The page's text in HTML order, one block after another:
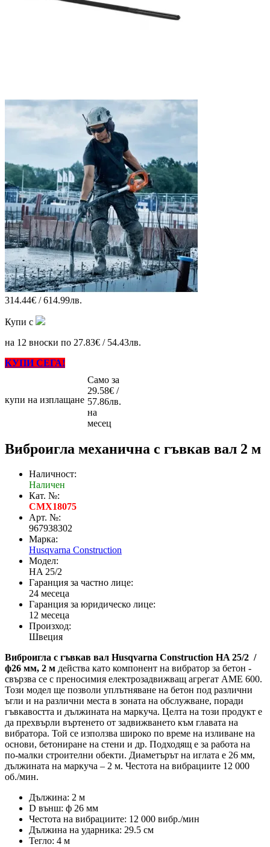
314.44€ / 614.99лв.
Купи с
на 12 вноски по 27.83€ / 54.43лв.
КУПИ СЕГА!
купи на изплащане
Само за
29.58€ /
57.86лв.
на
месец
Виброигла механична с гъвкав вал 2 м
Наличност:
Наличен
Кат. №:
CMX18075
Арт. №:
967938302
Марка:
Husqvarna Construction
Модел:
HA 25/2
Гаранция за частно лице:
24 месеца
Гаранция за юридическо лице:
12 месеца
Произход:
Швеция
Виброигла с гъвкав вал Husqvarna Construction HA 25/2 /
ф26 мм, 2 м действа като компонент на вибратор за бетон -
свързва се с преносимия електрозадвижващ агрегат AME 600.
Този модел ще позволи уплътняване на бетон под различни
ъгли и на различни места в зоната на обслужване, поради
гъвкавостта и дължината на маркуча. Целта на този продукт е
да прехвърли въртенето от задвижването към главата на
вибратора. Той се използва широко по време на изливане на
основи, бетониране на стени и др. Подходящ е за работа на
по-малки строителни обекти. Диаметърът на иглата е 26 мм,
дължината на маркуча – 2 м. Честота на вибрациите 12 000
об./мин.
Дължина: 2 м
D външ: ф 26 мм
Честота на вибрациите: 12 000 вибр./мин
Дължина на ударника: 29.5 см
Тегло: 4 м